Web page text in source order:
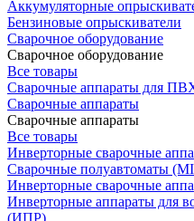
Аккумуляторные
Бензиновые опрыскиватели
Сварочное оборудование
Сварочное оборудование
Все товары
Сварочные аппараты для
Сварочные аппараты
Сварочные аппараты
Все товары
Инверторные сварочные
Сварочные полуавтоматы
Инверторные сварочные
Инверторные аппараты для
(ИПР)